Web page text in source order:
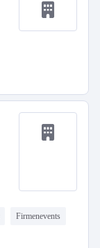
Firmenevents